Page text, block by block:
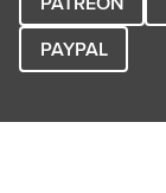
PAYPAL